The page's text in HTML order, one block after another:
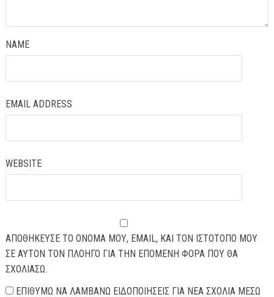
NAME
EMAIL ADDRESS
WEBSITE
ΑΠΟΘΉΚΕΥΣΕ ΤΟ ΌΝΟΜΆ ΜΟΥ, EMAIL, ΚΑΙ ΤΟΝ ΙΣΤΌΤΟΠΟ ΜΟΥ
ΣΕ ΑΥΤΌΝ ΤΟΝ ΠΛΟΗΓΌ ΓΙΑ ΤΗΝ ΕΠΌΜΕΝΗ ΦΟΡΆ ΠΟΥ ΘΑ
ΣΧΟΛΙΆΣΩ.
ΕΠΙΘΥΜΏ ΝΑ ΛΑΜΒΆΝΩ ΕΙΔΟΠΟΙΉΣΕΙΣ ΓΙΑ ΝΈΑ ΣΧΌΛΙΑ ΜΈΣΩ